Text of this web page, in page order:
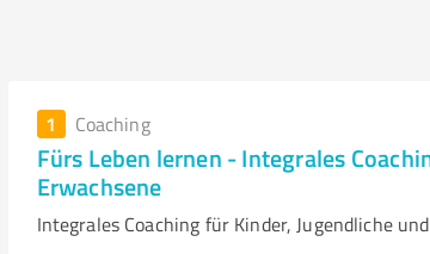
1 Coaching
Fürs Leben lernen - Integrales
Erwachsene
Integrales Coaching für Kinder, Jugendliche